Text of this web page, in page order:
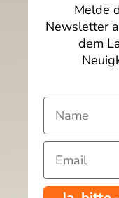
Melde
Newsletter
dem